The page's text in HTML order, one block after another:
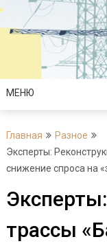
Перейти
содержимому
МЕНЮ
Главная
Разное
Эксперты:
снижение спроса на
трассы